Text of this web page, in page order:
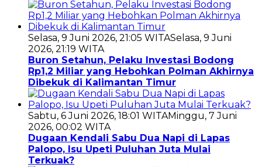
Selasa, 9 Juni 2026, 21:05 WITASelasa, 9 Juni
2026, 21:19 WITA
Buron Setahun, Pelaku Investasi Bodong
Rp1,2 Miliar yang Hebohkan Polman Akhirnya
Dibekuk di Kalimantan Timur
Sabtu, 6 Juni 2026, 18:01 WITAMinggu, 7 Juni
2026, 00:02 WITA
Dugaan Kendali Sabu Dua Napi di Lapas
Palopo, Isu Upeti Puluhan Juta Mulai
Terkuak?